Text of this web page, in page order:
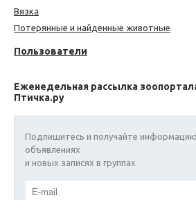
Вязка
Потерянные и найденные животные
Пользователи
Еженедельная рассылка
Птичка.ру
Подпишитесь и получайте
объявлениях
и новых записях в группах